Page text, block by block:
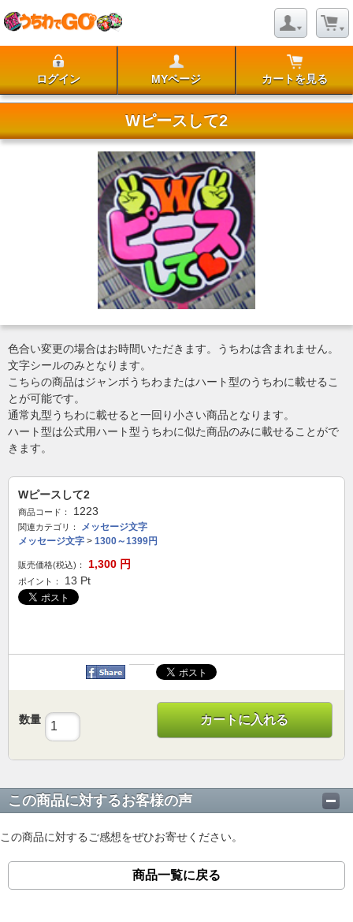
ログイン MYページ カートを見る
Wピースして2
色合い変更の場合はお時間いただきます。うちわは含まれません。
文字シールのみとなります。
こちらの商品はジャンボうちわまたはハート型のうちわに載せるこ
とが可能です。
通常丸型うちわに載せると一回り小さい商品となります。
ハート型は公式用ハート型うちわに似た商品のみに載せることがで
きます。
Wピースして2
商品コード： 1223
関連カテゴリ：
メッセージ文字
メッセージ文字 > 1300～1399円
販売価格(税込)： 1,300 円
ポイント： 13 Pt
数量 カートに入れる
この商品に対するお客様の声
この商品に対するご感想をぜひお寄せください。
商品一覧に戻る